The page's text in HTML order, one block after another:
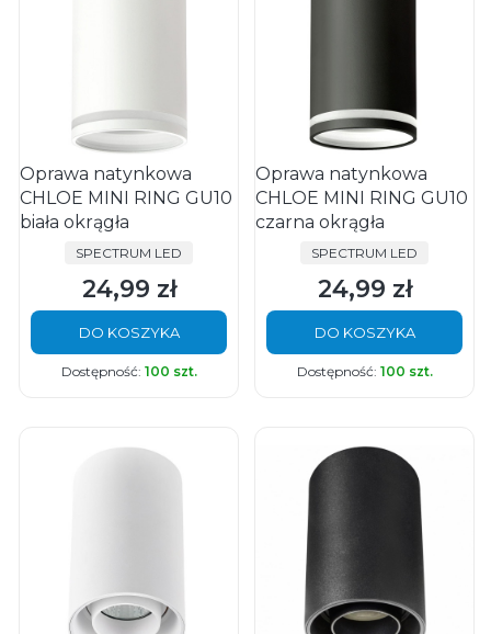
Oprawa natynkowa
CHLOE MINI RING GU10
biała okrągła
PRODUCENT
SPECTRUM LED
Cena
24,99 zł
DO KOSZYKA
Dostępność: 100 szt.
Oprawa natynkowa
CHLOE MINI RING GU10
czarna okrągła
PRODUCENT
SPECTRUM LED
Cena
24,99 zł
DO KOSZYKA
Dostępność: 100 szt.